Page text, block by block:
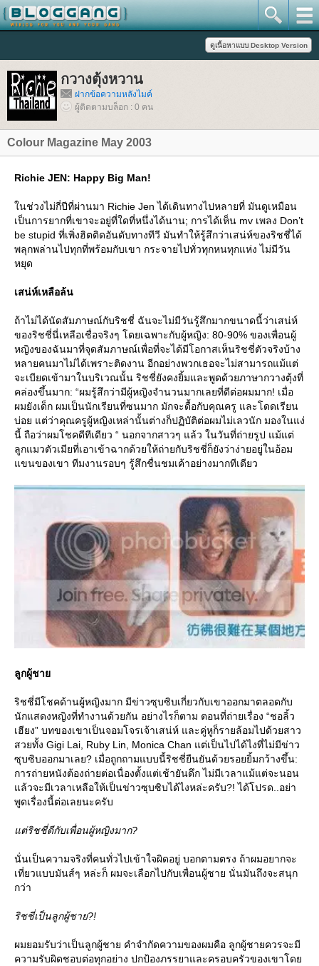
กวางตุ้งหวาน
ฝากข้อความหลังไมค์
ผู้ติดตามบล็อก : 0 คน
Colour Magazine May 2003
Richie JEN: Happy Big Man!
นช่วงไม่กี่ปีที่ผ่านมา Richie Jen ได้เดินทางไปหลายที่ มันดูเหมือน
เป็นการยากที่เขาจะอยู่ที่ใดที่หนึ่งได้นาน; การได้เห็น mv เพลง Don’t
be stupid ที่เพิ่งฮิตติดอันดับทางทีวี มันทำให้รู้สึกว่าเสน่ห์ของริชชี่ได้
พลุกพล่านไปทุกที่พร้อมกับเขา กระจายไปทั่วทุกหนทุกแห่ง ไม่มีวัน
หยุด
เสน่ห์เหลือล้น
ถ้าไม่ได้นัดสัมภาษณ์กับริชชี่ ฉันจะไม่มีวันรู้สึกมากขนาดนี้ว่าเสน่ห์
ของริชชี่นี่เหลือเชื่อจริงๆ โดยเฉพาะกับผู้หญิง: 80-90% ของเพื่อนผู้
หญิงของฉันมาที่จุดสัมภาษณ์เพื่อที่จะได้มีโอกาสเห็นริชชี่ตัวจริงบ้าง
หลายคนมาไม่ได้เพราะติดงาน อีกอย่างพวกเธอจะไม่สามารถแม้แต่
จะเบียดเข้ามาในบริเวณนั้น ริชชี่ยังคงยิ้มและพูดด้วยภาษากวางตุ้งที่
คล่องขึ้นมาก: “ผมรู้สึกว่ามีผู้หญิงจำนวนมากเลยที่ดีต่อผมมาก! เมื่อ
ผมยังเด็ก ผมเป็นนักเรียนที่ซนมาก มักจะดื้อกับคุณครู และโดดเรียน
บ่อย แต่ว่าคุณครูผู้หญิงเหล่านั้นต่างก็ปฏิบัติต่อผมไม่เลวนัก มองในแง่
นี้ ถือว่าผมโชคดีทีเดียว “ นอกจากสาวๆ แล้ว ในวันที่ถ่ายรูป แม้แต่
ลูกแมวตัวเมียที่เอาเข้าฉากด้วยให้ถ่ายกับริชชี่ก็ยังว่าง่ายอยู่ในอ้อม
ขนของเขา ทีมงานรอบๆ รู้สึกชื่นชมเค้าอย่างมากทีเดียว
ลูกผู้ชา
ริชชี่มีโชคด้านผู้หญิงมาก มีข่าวซุบซิบเกี่ยวกับเขาออกมาตลอดกับ
นักแสดงหญิงที่ทำงานด้วยกัน อย่างไรก็ตาม ตอนที่ถ่ายเรื่อง “ชอลิ้ว
เฮียง” บทของเขาเป็นจอมโจรเจ้าเสน่ห์ และคู่หูก็รายล้อมไปด้วยสาว
สวยทั้ง Gigi Lai, Ruby Lin, Monica Chan แต่เป็นไปได้ไงที่ไม่มีข่าว
ซุบซิบออกมาเลย? เมื่อถูกถามแบบนี้ริชชี่ยืนยันด้วยรอยยิ้มกว้างขึ้น:
การถ่ายหนังต้องถ่ายต่อเนื่องตั้งแต่เช้ายันดึก ไม่มีเวลาแม้แต่จะนอน
ล้วจะมีเวลาเหลือให้เป็นข่าวซุบซิบได้ไงหล่ะครับ?! ได้โปรด..อย่า
พูดเรื่องนี้ต่อเลยนะครับ
ต่ริชชี่ดีกับเพื่อนผู้หญิงมาก?
นั่นเป็นความจริงที่คนทั่วไปเข้าใจผิดอยู่ บอกตามตรง ถ้าผมอยากจะ
เที่ยวแบบมันส์ๆ หล่ะก็ ผมจะเลือกไปกับเพื่อนผู้ชาย นั่นมันถึงจะสนุก
กว่า
ริชชี่เป็นลูกผู้ชาย?!
ผมยอมรับว่าเป็นลูกผู้ชาย คำจำกัดความของผมคือ ลูกผู้ชายควรจะมี
ความรับผิดชอบต่อทุกอย่าง ปกป้องภรรยาและครอบครัวของเขาโด